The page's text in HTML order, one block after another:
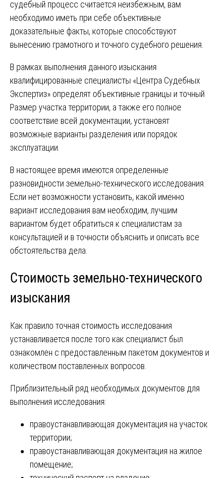
судебный процесс считается неизбежным, вам
необходимо иметь при себе объективные
доказательные факты, которые способствуют
вынесению грамотного и точного судебного решения.
В рамках выполнения данного изыскания
квалифицированные специалисты «Центра Судебных
Экспертиз» определят объективные границы и точный
Размер участка территории, а также его полное
соответствие всей документации, установят
возможные варианты разделения или порядок
эксплуатации.
В настоящее время имеются определенные
разновидности земельно-технического исследования.
Если нет возможности установить, какой именно
вариант исследования вам необходим, лучшим
вариантом будет обратиться к специалистам за
консультацией и в точности объяснить и описать все
обстоятельства дела.
Стоимость земельно-технического
изыскания
Как правило точная стоимость исследования
устанавливается после того как специалист был
ознакомлен с предоставленным пакетом документов и
количеством поставленных вопросов.
Приблизительный ряд необходимых документов для
выполнения исследования:
правоустанавливающая документация на участок
территории;
правоустанавливающая документация на жилое
помещение;